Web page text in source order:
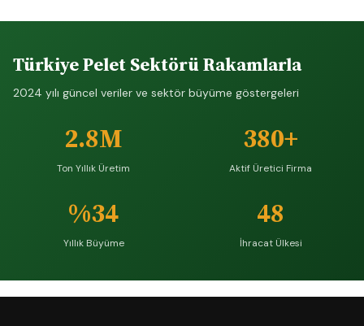
Türkiye Pelet Sektörü Rakamlarla
2024 yılı güncel veriler ve sektör büyüme göstergeleri
2.8M
Ton Yıllık Üretim
380+
Aktif Üretici Firma
%34
Yıllık Büyüme
48
İhracat Ülkesi